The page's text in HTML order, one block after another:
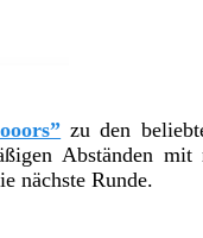
zu den
Abständen mit
nächste Runde.